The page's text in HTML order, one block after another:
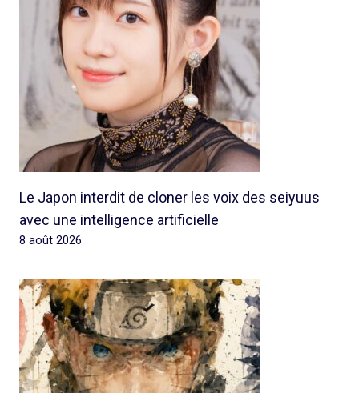
Le Japon interdit de cloner les voix des seiyuus
avec une intelligence artificielle
8 août 2026